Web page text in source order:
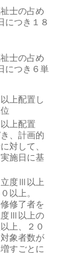
士の占め
につき１８
士の占め
につき６単
上配置し
上配置
、計画的
対して、
施日に基
立度Ⅲ以上
以上。
修了者を
度Ⅲ以上の
上、２０
象者数が
すごとに